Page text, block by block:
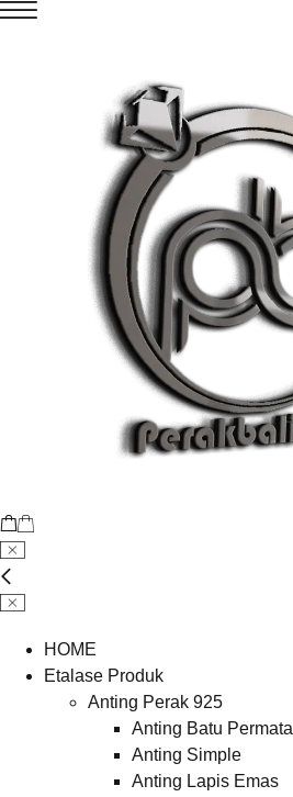
HOME
Etalase Produk
Anting Perak 925
Anting Batu Permata
Anting Simple
Anting Lapis Emas